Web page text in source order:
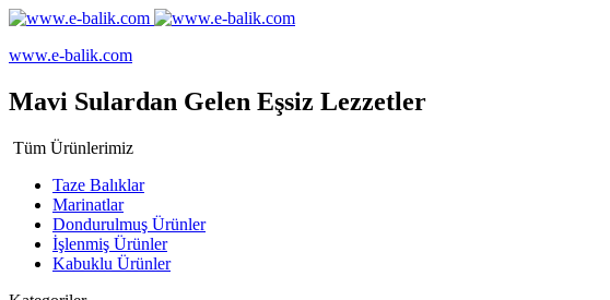
www.e-balik.com
Mavi Sulardan Gelen Eşsiz Lezzetler
Tüm Ürünlerimiz
Taze Balıklar
Marinatlar
Dondurulmuş Ürünler
İşlenmiş Ürünler
Kabuklu Ürünler